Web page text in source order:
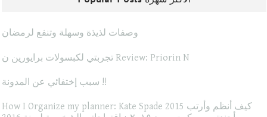
وصفات لذيذة وسهلة وتنفع لرمضان
تجربتي لكبسولات برايورين ن Review: Priorin N
سبب إختفائي عن المدونة !!
How I Organize my planner: Kate Spade 2015 كيف أنظم وأرتب